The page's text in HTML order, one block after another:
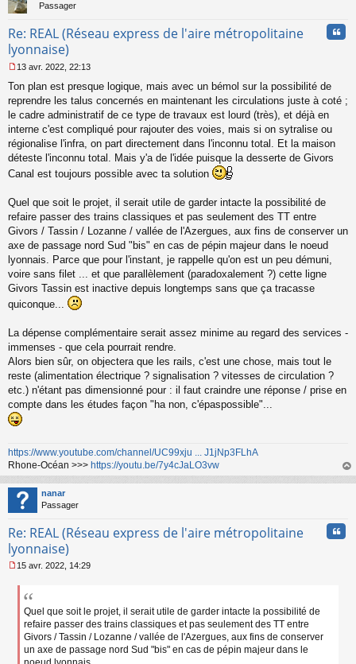
Passager
Re: REAL (Réseau express de l'aire métropolitaine
lyonnaise)
e
s
s
g
e
n
o
u
13 avr. 2022, 22:13
Ton plan est presque logique, mais avec un bémol sur la possibilité de
reprendre les talus concernés en maintenant les circulations juste à coté ;
le cadre administratif de ce type de travaux est lourd (très), et déjà en
interne c'est compliqué pour rajouter des voies, mais si on sytralise ou
régionalise l'infra, on part directement dans l'inconnu total. Et la maison
déteste l'inconnu total. Mais y'a de l'idée puisque la desserte de Givors
Canal est toujours possible avec ta solution
Quel que soit le projet, il serait utile de garder intacte la possibilité de
refaire passer des trains classiques et pas seulement des TT entre
Givors / Tassin / Lozanne / vallée de l'Azergues, aux fins de conserver un
axe de passage nord Sud "bis" en cas de pépin majeur dans le noeud
lyonnais. Parce que pour l'instant, je rappelle qu'on est un peu démuni,
voire sans filet ... et que parallèlement (paradoxalement ?) cette ligne
Givors Tassin est inactive depuis longtemps sans que ça tracasse
quiconque...
La dépense complémentaire serait assez minime au regard des services -
immenses - que cela pourrait rendre.
Alors bien sûr, on objectera que les rails, c'est une chose, mais tout le
reste (alimentation électrique ? signalisation ? vitesses de circulation ?
etc.) n'étant pas dimensionné pour : il faut craindre une réponse / prise en
compte dans les études façon "ha non, c'épaspossible"...
https://www.youtube.com/channel/UC99xju ... J1jNp3FLhA
Rhone-Océan >>> https://youtu.be/7y4cJaLO3vw
au
nanar
Passager
Re: REAL (Réseau express de l'aire métropolitaine
lyonnaise)
e
15 avr. 2022, 14:29
Quel que soit le projet, il serait utile de garder intacte la possibilité de
refaire passer des trains classiques et pas seulement des TT entre
Givors / Tassin / Lozanne / vallée de l'Azergues, aux fins de conserver
un axe de passage nord Sud "bis" en cas de pépin majeur dans le